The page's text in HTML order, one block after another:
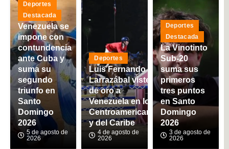
Deportes
Destacada
Venezuela se
impone con
contundencia
ante Cuba y
suma su
segundo
triunfo en
Santo
Domingo
2026
5 de agosto de
2026
Deportes
Luis Fernando
Larrazábal viste
de oro a
Venezuela en los
Centroamericanos
y del Caribe
4 de agosto de
2026
Deportes
Destacada
La Vinotinto
Sub-20
suma sus
primeros
tres puntos
en Santo
Domingo
2026
3 de agosto de
2026